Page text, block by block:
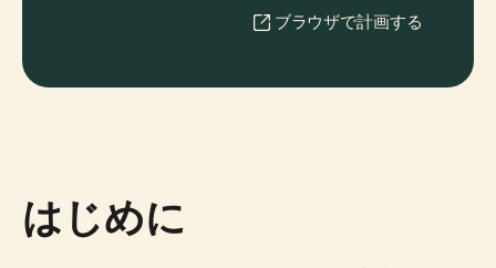
ブラウザで計画する
はじめに